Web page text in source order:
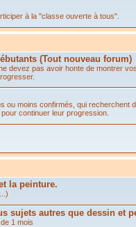
à la "classe ouverte à tous".
(Tout nouveau forum)
devez pas avoir honte de montrer
ou moins confirmés, qui recherchent
continuer leur progression.
la peinture.
sujets autres que dessin et
1 mois